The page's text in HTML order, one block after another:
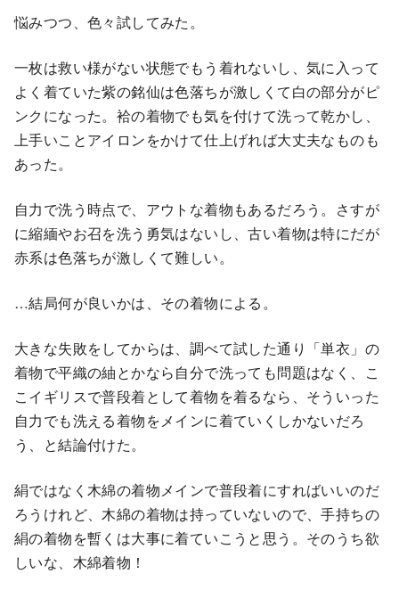
悩みつつ、色々試してみた。
一枚は救い様がない状態でもう着れないし、気に入って
よく着ていた紫の銘仙は色落ちが激しくて白の部分がピ
ンクになった。袷の着物でも気を付けて洗って乾かし、
上手いことアイロンをかけて仕上げれば大丈夫なものも
あった。
自力で洗う時点で、アウトな着物もあるだろう。さすが
に縮緬やお召を洗う勇気はないし、古い着物は特にだが
赤系は色落ちが激しくて難しい。
…結局何が良いかは、その着物による。
大きな失敗をしてからは、調べて試した通り「単衣」の
着物で平織の紬とかなら自分で洗っても問題はなく、こ
こイギリスで普段着として着物を着るなら、そういった
自力でも洗える着物をメインに着ていくしかないだろ
う、と結論付けた。
絹ではなく木綿の着物メインで普段着にすればいいのだ
ろうけれど、木綿の着物は持っていないので、手持ちの
絹の着物を暫くは大事に着ていこうと思う。そのうち欲
しいな、木綿着物！